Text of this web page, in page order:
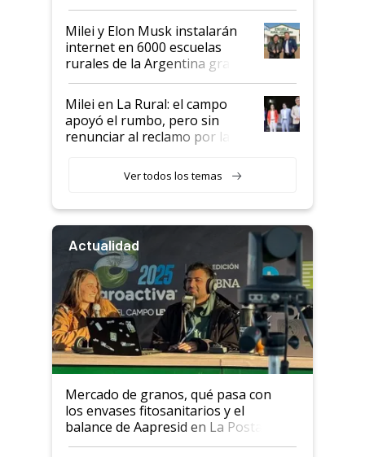
Milei y Elon Musk instalarán
internet en 6000 escuelas
rurales de la Argentina gracias
a un acuerdo con Starlink
Milei en La Rural: el campo
apoyó el rumbo, pero sin
renunciar al reclamo por las
Ver todos los temas
Actualidad
Mercado de granos, qué pasa con
los envases fitosanitarios y el
balance de Aapresid en La Posta